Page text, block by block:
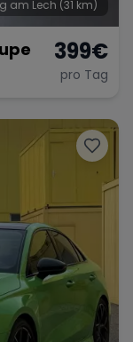
am Lech (31 km)
399€
pro Tag